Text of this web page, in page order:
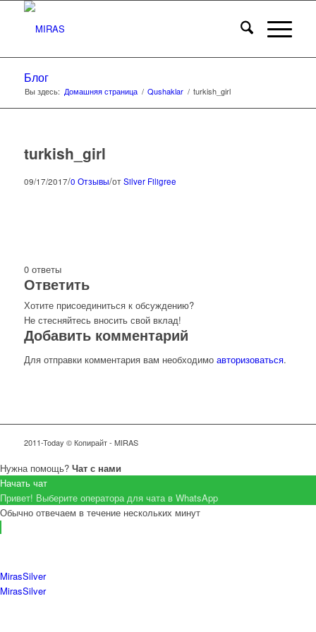
Блог
Вы здесь: Домашняя страница / Qushaklar / turkish_girl
turkish_girl
09/17/2017/0 Отзывы/отSilver Filigree
0 ответы
Ответить
Хотите присоединиться к обсуждению?
Не стесняйтесь вносить свой вклад!
Добавить комментарий
Для отправки комментария вам необходимо авторизоваться.
2011-Today © Копирайт - MIRAS
Нужна помощь? Чат с нами
Начать чат
Привет! Выберите оператора для чата в WhatsApp
Обычно отвечаем в течение нескольких минут
MirasSilver
MirasSilver